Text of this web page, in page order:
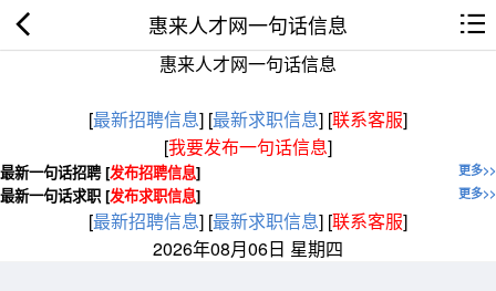
惠来人才网一句话信息
惠来人才网一句话信息
[最新招聘信息] [最新求职信息] [联系客服]
[我要发布一句话信息]
更多>>
最新一句话招聘 [发布招聘信息]
更多>>
最新一句话求职 [发布求职信息]
[最新招聘信息] [最新求职信息] [联系客服]
2026年08月06日 星期四